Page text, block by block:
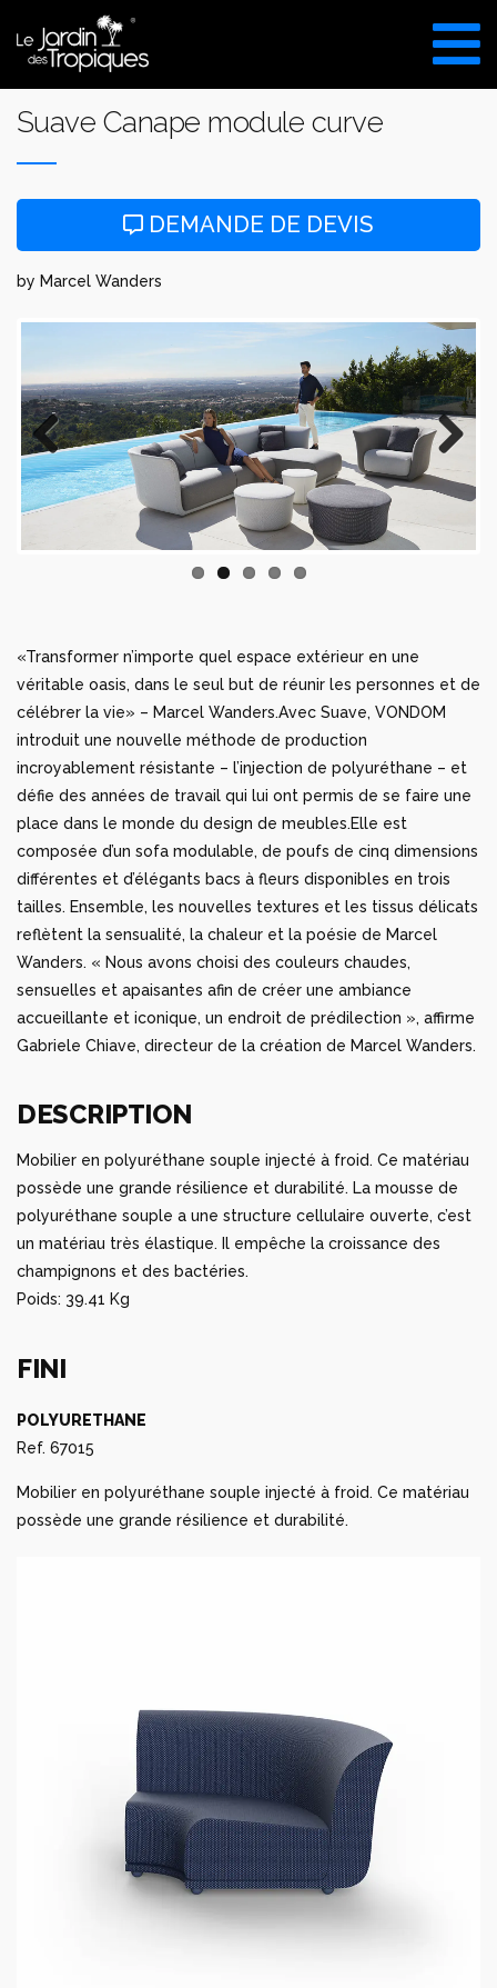
contenu
Suave Canape module curve
DEMANDE DE DEVIS
by Marcel Wanders
Previous Next
«Transformer n’importe quel espace extérieur en une
véritable oasis, dans le seul but de réunir les personnes et de
célébrer la vie» – Marcel Wanders.Avec Suave, VONDOM
introduit une nouvelle méthode de production
incroyablement résistante – l’injection de polyuréthane – et
défie des années de travail qui lui ont permis de se faire une
place dans le monde du design de meubles.Elle est
composée d’un sofa modulable, de poufs de cinq dimensions
différentes et d’élégants bacs à fleurs disponibles en trois
tailles. Ensemble, les nouvelles textures et les tissus délicats
reflètent la sensualité, la chaleur et la poésie de Marcel
Wanders. « Nous avons choisi des couleurs chaudes,
sensuelles et apaisantes afin de créer une ambiance
accueillante et iconique, un endroit de prédilection », affirme
Gabriele Chiave, directeur de la création de Marcel Wanders.
DESCRIPTION
Mobilier en polyuréthane souple injecté à froid. Ce matériau
possède une grande résilience et durabilité. La mousse de
polyuréthane souple a une structure cellulaire ouverte, c’est
un matériau très élastique. Il empêche la croissance des
champignons et des bactéries.
Poids: 39.41 Kg
FINI
POLYURETHANE
Ref. 67015
Mobilier en polyuréthane souple injecté à froid. Ce matériau
possède une grande résilience et durabilité.